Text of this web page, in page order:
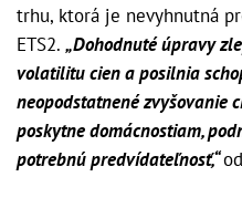
trhu, ktorá je nevyhnutná
ETS2. „Dohodnuté úpravy
volatilitu cien a posilnia
neopodstatnené zvyšovanie
poskytne domácnostiam,
potrebnú predvídateľnosť,“